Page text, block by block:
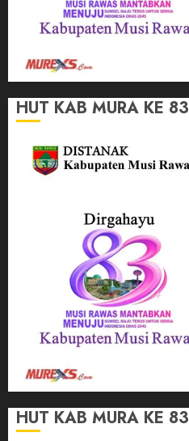
HUT KAB MURA KE 83
HUT KAB MURA KE 83